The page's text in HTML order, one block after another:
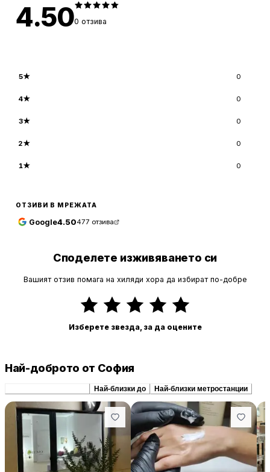
4.500 отзива
5★ 0
4★ 0
3★ 0
2★ 0
1★ 0
ОТЗИВИ В МРЕЖАТА
Google4.50477 отзива
Споделете изживяването си
Вашият отзив помага на хиляди хора да избират по-добре
Изберете звезда, за да оцените
Най-доброто от София
Най-близки до Най-близки метростанции